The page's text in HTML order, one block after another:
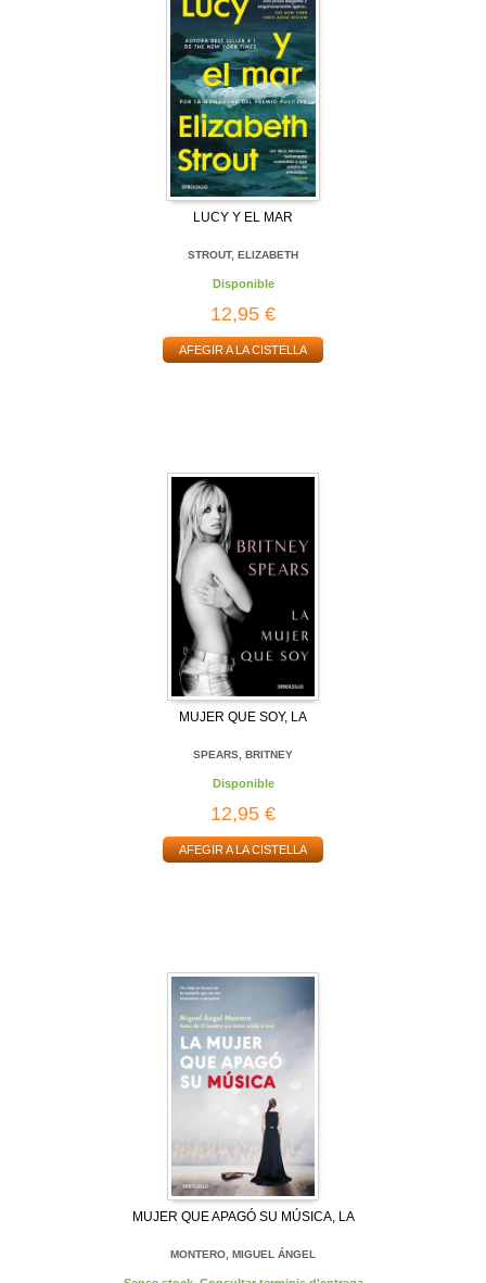
LUCY Y EL MAR
STROUT, ELIZABETH
Disponible
12,95 €
AFEGIR A LA CISTELLA
MUJER QUE SOY, LA
SPEARS, BRITNEY
Disponible
12,95 €
AFEGIR A LA CISTELLA
MUJER QUE APAGÓ SU MÚSICA, LA
MONTERO, MIGUEL ÁNGEL